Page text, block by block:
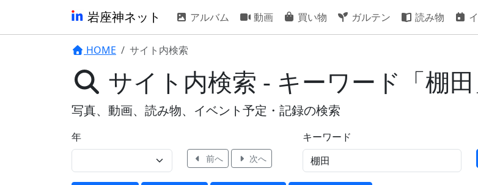
岩座神ネット アルバム 動画 買い物 ガルテン 読み物
HOME サイト内検索
サイト内検索 - キーワード「棚田
写真、動画、読み物、イベント予定・記録の検索
年
前へ 次へ
キーワード